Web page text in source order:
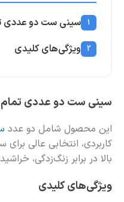
1 سینی ست دو عددی
2 ویژگی‌های کلیدی
سینی ست دو عددی
این محصول شامل دو عدد
کاربردی، انتخابی عالی
بالا در برابر زنگ‌زدگی،
ویژگی‌های کلیدی